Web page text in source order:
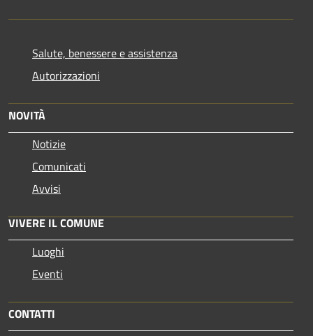
Salute, benessere e assistenza
Autorizzazioni
NOVITÀ
Notizie
Comunicati
Avvisi
VIVERE IL COMUNE
Luoghi
Eventi
CONTATTI